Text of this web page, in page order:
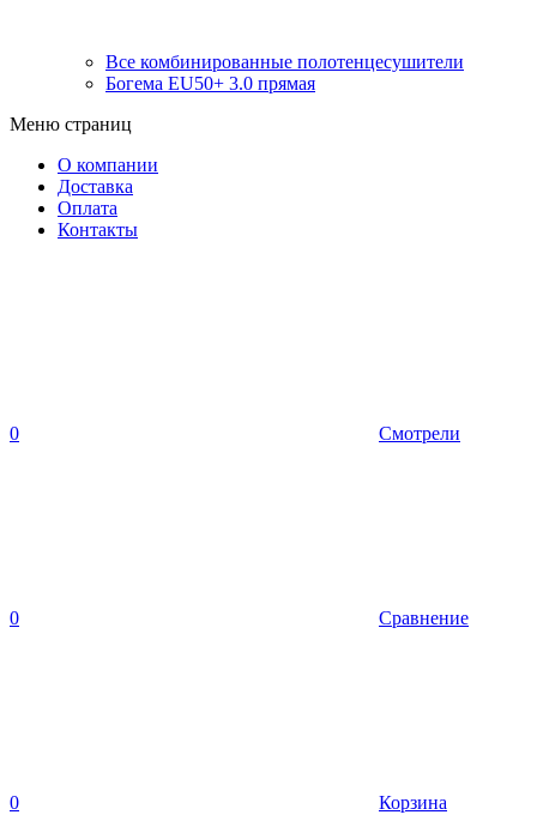
Все комбинированные полотенцесушители
Богема EU50+ 3.0 прямая
Меню страниц
О компании
Доставка
Оплата
Контакты
0 Смотрели
0 Сравнение
0 Корзина